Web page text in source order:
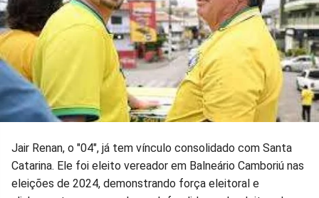
Jair Renan, o "04", já tem vínculo consolidado com Santa
Catarina. Ele foi eleito vereador em Balneário Camboriú nas
eleições de 2024, demonstrando força eleitoral e